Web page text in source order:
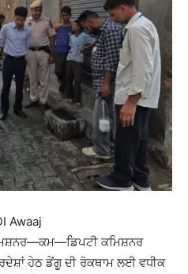
Awaaj
ਕਮਿਸ਼ਨਰ
ਹੇਠ ਡੇਂਗੂ ਦੀ ਰੋਕਥਾਮ ਲਈ ਵਧੀਕ